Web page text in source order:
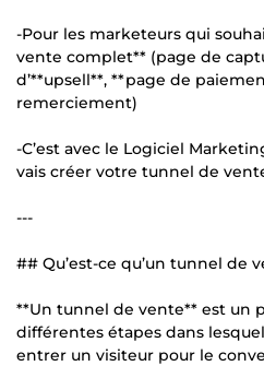
-Pour les marketeurs qui
vente complet** (page de
d’**upsell**, **page de
remerciement)
-C’est avec le Logiciel
vais créer votre tunnel de
---
## Qu’est-ce qu’un tunnel de
**Un tunnel de vente** est un
différentes étapes dans
entrer un visiteur pour le